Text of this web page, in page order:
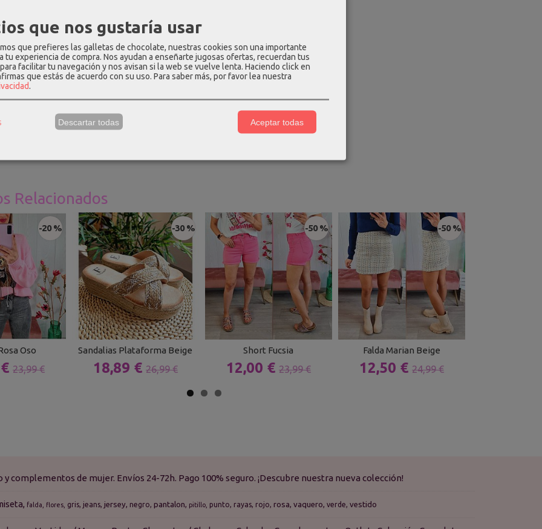
colgante
grandes de diferentes modelos.
Relacionados
-20 %
Oso
23,99 €
-30 %
Sandalias Plataforma Beige
18,89 € 26,99 €
-50 %
Short Fucsia
12,00 € 23,99 €
-50 %
Falda Marian Beige
12,50 € 24,99 €
complementos de mujer. Envíos 24-72h. Pago 100% seguro. ¡Descubre nuestra nueva colección!
falda flores gris jeans jersey negro pantalon pitillo punto rayas rojo rosa vaquero verde vestido
que nos gustaría usar
que prefieres las galletas de chocolate, nuestras cookies son una importante
tu experiencia de compra. Nos ayudan a enseñarte jugosas ofertas, recuerdan tus
facilitar tu navegación y nos avisan si la web se vuelve lenta. Haciendo click en
que estás de acuerdo con su uso. Para saber más, por favor lea nuestra
.
Descartar todas Aceptar todas